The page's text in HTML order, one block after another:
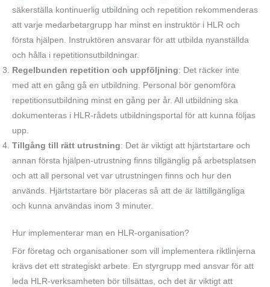
säkerställa kontinuerlig utbildning och repetition rekommenderas
att varje medarbetargrupp har minst en instruktör i HLR och
första hjälpen. Instruktören ansvarar för att utbilda nyanställda
och hålla i repetitionsutbildningar.
Regelbunden repetition och uppföljning: Det räcker inte
med att en gång gå en utbildning. Personal bör genomföra
repetitionsutbildning minst en gång per år. All utbildning ska
dokumenteras i HLR-rådets utbildningsportal för att kunna följas
upp.
Tillgång till rätt utrustning: Det är viktigt att hjärtstartare och
annan första hjälpen-utrustning finns tillgänglig på arbetsplatsen
och att all personal vet var utrustningen finns och hur den
används. Hjärtstartare bör placeras så att de är lättillgängliga
och kunna användas inom 3 minuter.
Hur implementerar man en HLR-organisation?
För företag och organisationer som vill implementera riktlinjerna
krävs det ett strategiskt arbete. En styrgrupp med ansvar för att
leda HLR-verksamheten bör tillsättas, och det är viktigt att